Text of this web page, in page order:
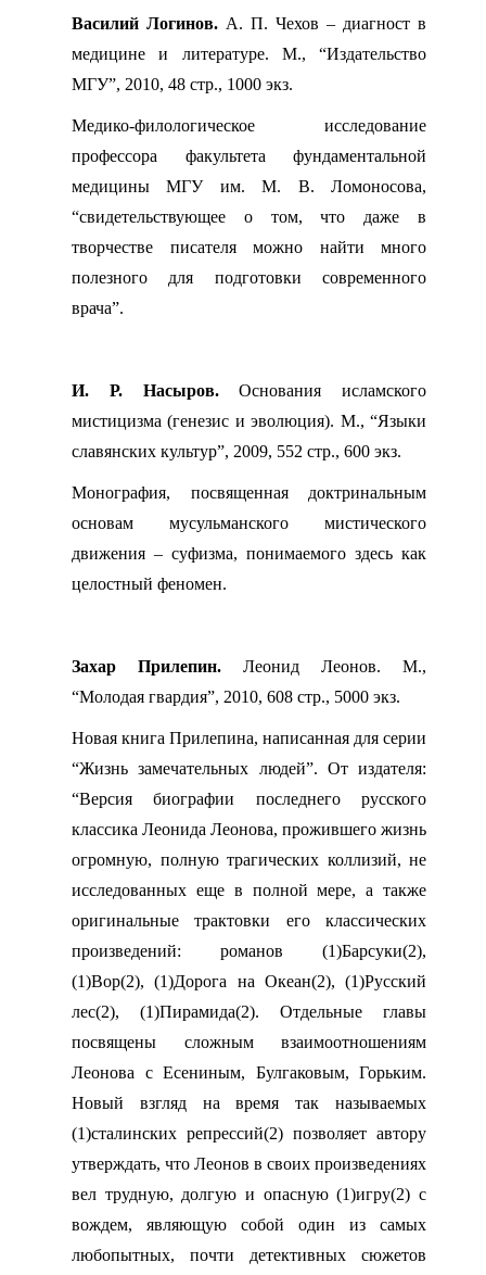
Василий Логинов. А. П. Чехов – диагност в
медицине и литературе. М., “Издательство
МГУ”, 2010, 48 стр., 1000 экз.
Медико-филологическое исследование
профессора факультета фундаментальной
медицины МГУ им. М. В. Ломоносова,
“свидетельствующее о том, что даже в
творчестве писателя можно найти много
полезного для подготовки современного
врача”.
И. Р. Насыров.Основания исламского
мистицизма (генезис и эволюция). М., “Языки
славянских культур”, 2009, 552 стр., 600 экз.
Монография, посвященная доктринальным
основам мусульманского мистического
движения – суфизма, понимаемого здесь как
целостный феномен.
Захар Прилепин. Леонид Леонов. М.,
“Молодая гвардия”, 2010, 608 стр., 5000 экз.
Новая книга Прилепина, написанная для серии
“Жизнь замечательных людей”. От издателя:
“Версия биографии последнего русского
классика Леонида Леонова, прожившего жизнь
огромную, полную трагических коллизий, не
исследованных еще в полной мере, а также
оригинальные трактовки его классических
произведений: романов (1)Барсуки(2),
(1)Вор(2), (1)Дорога на Океан(2), (1)Русский
лес(2), (1)Пирамида(2). Отдельные главы
посвящены сложным взаимоотношениям
Леонова с Есениным, Булгаковым, Горьким.
Новый взгляд на время так называемых
(1)сталинских репрессий(2) позволяет автору
утверждать, что Леонов в своих произведениях
вел трудную, долгую и опасную (1)игру(2) с
вождем, являющую собой один из самых
любопытных, почти детективных сюжетов